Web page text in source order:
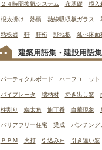
２４時間換気システム 布基礎 根入
根太掛け 熱橋 熱線吸収板ガラス
粘板岩 軒 軒桁 野地板 延べ床面
建築用語集・建設用語
パーティクルボード ハーフユニット
バイブレータ 端柄材 掃き出し窓
柱割り 端太角 旗丁番 白華現象
バリアフリー住宅 梁成 パンチング
ＰＰＭ 火打 引込み戸 引き違い窓